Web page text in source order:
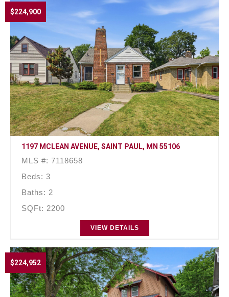
$224,900
1197 MCLEAN AVENUE, SAINT PAUL, MN 55106
MLS #: 7118658
Beds: 3
Baths: 2
SQFt: 2200
VIEW DETAILS
$224,952